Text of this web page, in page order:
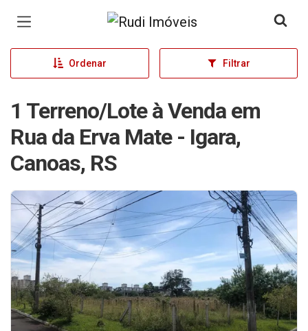
Página inicial
Ordenar Filtrar
1 Terreno/Lote à Venda em
Rua da Erva Mate - Igara,
Canoas, RS